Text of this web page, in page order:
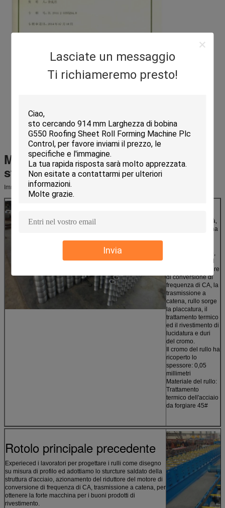
Lasciate un messaggio
Ti richiameremo presto!
Invia
Metallo che copre il rotolo dello
strato che fa parte della macchina
Immagini dettagliate
prodotto di qualità,
la nostra macchina
l'azionamento del
riduttore del motore
di conversione di
frequenza di CA, la
trasmissione a
catena, rullo sorge
la placcatura, il
trattamento termico
ed il rivestimento di
lucidatura e duri
del cromo.
Il cromo del rullo ha
ricoperto lo
spessore: 0,05
millimetri
Materiale del rullo:
Trattamento
termico dell'acciaio
da forgiare 45#
Rotolo principale precedente
Experieced i lavoratori per progettare i rulli come disegno
su misura di profilo ed adottiamo lo sturcture saldato della
struttura d'acciaio, azionamento del riduttore del motore di
conversione di frequenza di CA, trasmissione a catena, per
ottenere la forte macchina per i buoni prodotti di
rivestimento.